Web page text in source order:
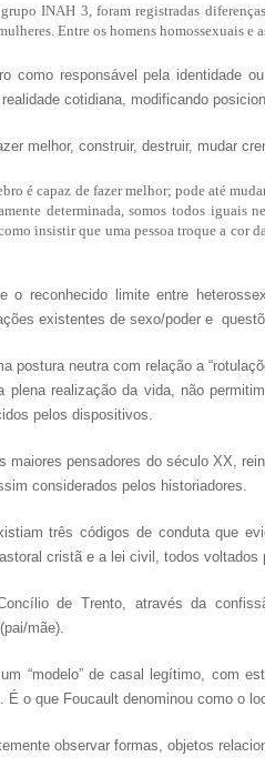
INAH 3, foram registradas
Entre os homens homossexuais
como responsável pela identidade
cotidiana, modificando
melhor, construir, destruir, mudar
é capaz de fazer melhor; pode até
determinada, somos todos iguais
insistir que uma pessoa troque a cor
o reconhecido limite entre
existentes de sexo/poder e
postura neutra com relação a
plena realização da vida, não
pelos dispositivos.
maiores pensadores do século XX,
considerados pelos historiadores.
três códigos de conduta que
cristã e a lei civil, todos voltados
de Trento, através da
mãe).
“modelo” de casal legítimo, com
É o que Foucault denominou como o
observar formas, objetos